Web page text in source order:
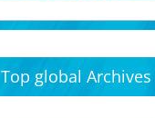
Top global Archives